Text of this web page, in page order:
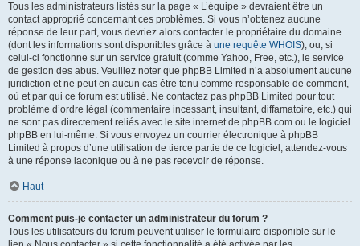
Tous les administrateurs listés sur la page « L’équipe » devraient être un
contact approprié concernant ces problèmes. Si vous n’obtenez aucune
réponse de leur part, vous devriez alors contacter le propriétaire du domaine
(dont les informations sont disponibles grâce à une requête WHOIS), ou, si
celui-ci fonctionne sur un service gratuit (comme Yahoo, Free, etc.), le service
de gestion des abus. Veuillez noter que phpBB Limited n’a absolument aucune
juridiction et ne peut en aucun cas être tenu comme responsable de comment,
où et par qui ce forum est utilisé. Ne contactez pas phpBB Limited pour tout
problème d’ordre légal (commentaire incessant, insultant, diffamatoire, etc.) qui
ne sont pas directement reliés avec le site internet de phpBB.com ou le logiciel
phpBB en lui-même. Si vous envoyez un courrier électronique à phpBB
Limited à propos d’une utilisation de tierce partie de ce logiciel, attendez-vous
à une réponse laconique ou à ne pas recevoir de réponse.
Haut
Comment puis-je contacter un administrateur du forum ?
Tous les utilisateurs du forum peuvent utiliser le formulaire disponible sur le